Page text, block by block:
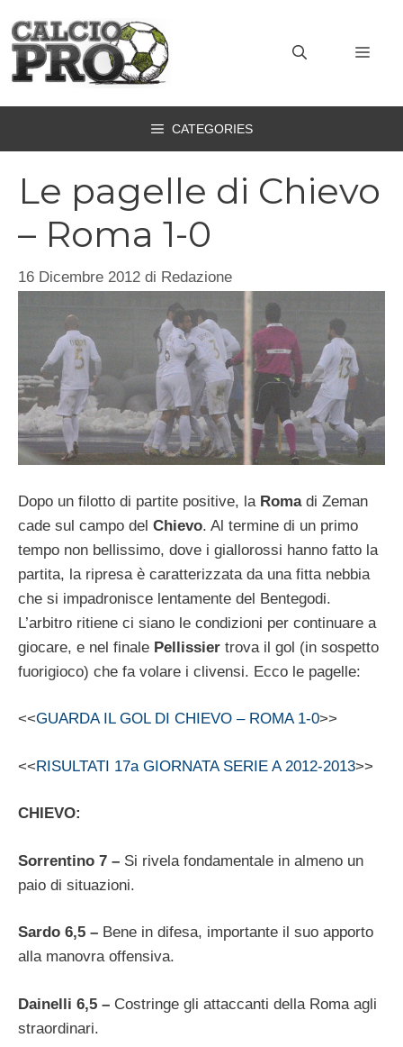
contenuto
CATEGORIES
Le pagelle di Chievo
– Roma 1-0
16 Dicembre 2012 di Redazione
Dopo un filotto di partite positive, la Romadi Zeman
cade sul campo del Chievo. Al termine di un primo
tempo non bellissimo, dove i giallorossi hanno fatto la
partita, la ripresa è caratterizzata da una fitta nebbia
che si impadronisce lentamente del Bentegodi.
L’arbitro ritiene ci siano le condizioni per continuare a
giocare, e nel finale Pellissier trova il gol (in sospetto
fuorigioco) che fa volare i clivensi. Ecco le pagelle:
<<GUARDA IL GOL DI CHIEVO – ROMA 1-0>>
<<RISULTATI 17a GIORNATA SERIE A 2012-2013>>
CHIEVO:
Sorrentino 7 – Si rivela fondamentale in almeno un
paio di situazioni.
Sardo 6,5 – Bene in difesa, importante il suo apporto
alla manovra offensiva.
Dainelli 6,5 – Costringe gli attaccanti della Roma agli
straordinari.